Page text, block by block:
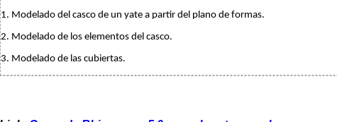
1. Modelado del casco de un yate a partir del plano de formas.
2. Modelado de los elementos del casco.
3. Modelado de las cubiertas.